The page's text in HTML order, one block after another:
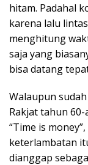
hitam. Padahal
karena lalu
menghitung
saja yang
bisa datang
Walaupun
Rakjat tahun
“Time is
keterlambatan
dianggap